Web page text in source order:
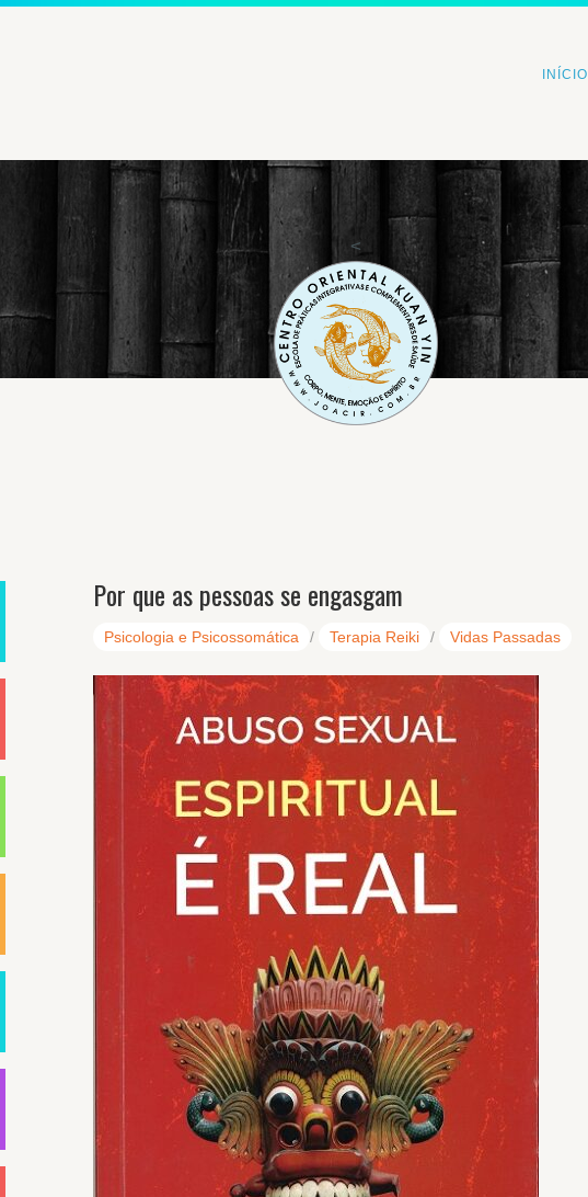
INÍCIO
<
Por que as pessoas se engasgam
Psicologia e Psicossomática / Terapia Reiki / Vidas Passadas